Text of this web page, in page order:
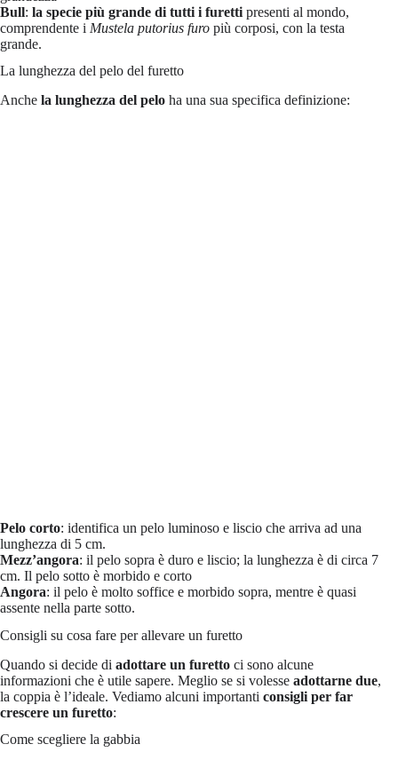
Bull: la specie più grande di tutti i furetti presenti al mondo,
comprendente i Mustela putorius furo più corposi, con la testa
grande.
La lunghezza del pelo del furetto
Anche la lunghezza del pelo ha una sua specifica definizione:
Pelo corto: identifica un pelo luminoso e liscio che arriva ad una
lunghezza di 5 cm.
Mezz’angora: il pelo sopra è duro e liscio; la lunghezza è di circa 7
cm. Il pelo sotto è morbido e corto
Angora: il pelo è molto soffice e morbido sopra, mentre è quasi
assente nella parte sotto.
Consigli su cosa fare per allevare un furetto
Quando si decide di adottare un furetto ci sono alcune
informazioni che è utile sapere. Meglio se si volesse adottarne due,
la coppia è l’ideale. Vediamo alcuni importanti consigli per far
crescere un furetto:
Come scegliere la gabbia